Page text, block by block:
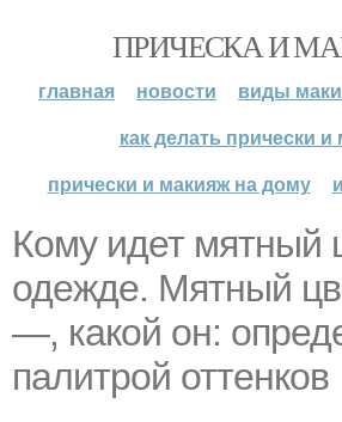
ПРИЧЕСКА И
главная новости
виды
как делать прически и
прически и макияж на дому
Кому идет мятный
одежде. Мятный
—, какой он:
палитрой оттенков